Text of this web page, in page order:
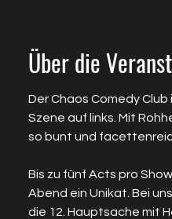
Über die
Der Chaos Comedy
Szene auf links. Mit
so bunt und
Bis zu fünf Acts pro
Abend ein Unikat. Bei
die 12. Hauptsache mit